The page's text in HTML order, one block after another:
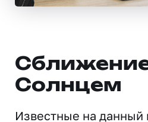
Сближение
Солнцем
Известные на